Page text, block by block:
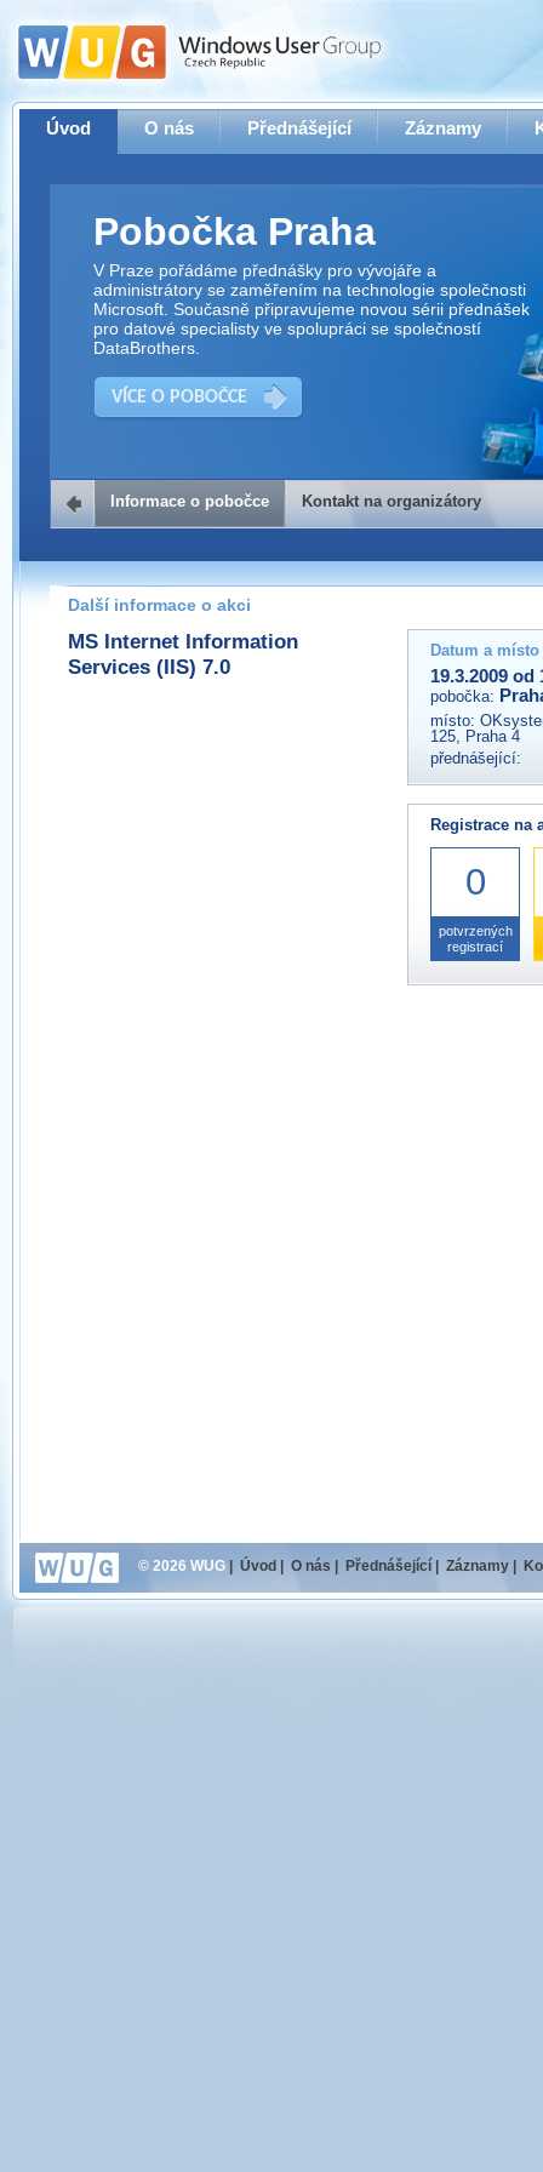
Úvod O nás Přednášející Záznamy
Pobočka Praha
V Praze pořádáme přednášky pro vývojáře a
administrátory se zaměřením na technologie společnosti
Microsoft. Současně připravujeme novou sérii přednášek
pro datové specialisty ve spolupráci se společností
DataBrothers.
VÍCE O POBOČCE
Kontakt na organizátory
Pokud máte jakýkoliv dotaz na organizátory této akce,
prosím neváhejte nás kontaktovat na e-mailu:
praha@wug.cz
Informace o pobočce Kontakt na organizátory
Další informace o akci
MS Internet Information
Services (IIS) 7.0
Datum a
19.3.2009 od
pobočka:
místo:
125, Praha 4
přednášející:
Registrace na
0
potvrzených
registrací
© 2026 WUG Úvod O nás Přednášející Záznamy